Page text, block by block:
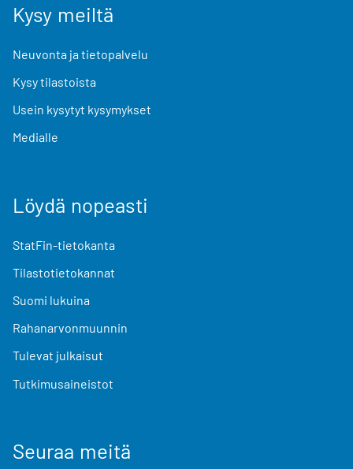
Kysy meiltä
Neuvonta ja tietopalvelu
Kysy tilastoista
Usein kysytyt kysymykset
Medialle
Löydä nopeasti
StatFin-tietokanta
Tilastotietokannat
Suomi lukuina
Rahanarvonmuunnin
Tulevat julkaisut
Tutkimusaineistot
Seuraa meitä